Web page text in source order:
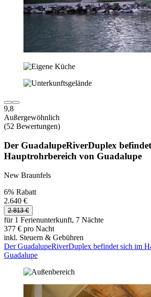
9,8
Außergewöhnlich
(52 Bewertungen)
Der GuadalupeRiverDuplex
Hauptrohrbereich von Guadalupe
New Braunfels
6% Rabatt
2.640 €
2.813 €
für 1 Ferienunterkunft, 7 Nächte
377 € pro Nacht
inkl. Steuern & Gebühren
Der GuadalupeRiverDuplex befindet sich im
Guadalupe